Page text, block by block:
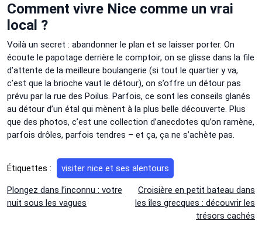
Comment vivre Nice comme un vrai
local ?
Voilà un secret : abandonner le plan et se laisser porter. On
écoute le papotage derrière le comptoir, on se glisse dans la file
d’attente de la meilleure boulangerie (si tout le quartier y va,
c’est que la brioche vaut le détour), on s’offre un détour pas
prévu par la rue des Poilus. Parfois, ce sont les conseils glanés
au détour d’un étal qui mènent à la plus belle découverte. Plus
que des photos, c’est une collection d’anecdotes qu’on ramène,
parfois drôles, parfois tendres – et ça, ça ne s’achète pas.
Étiquettes : visiter nice et ses alentours
Navigation
Plongez dans l’inconnu : votre
nuit sous les vagues
Croisière en petit bateau dans
les îles grecques : découvrir les
trésors cachés